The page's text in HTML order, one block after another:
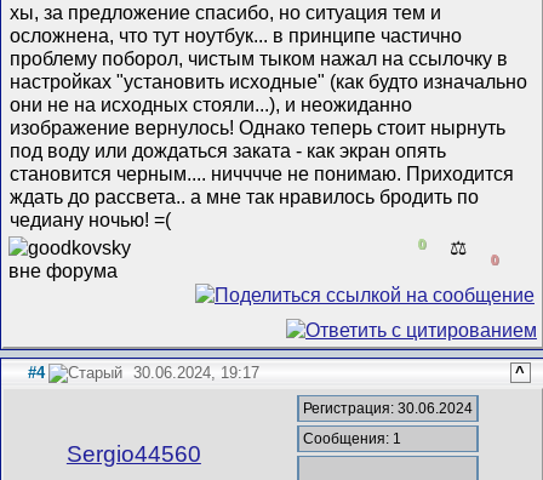
хы, за предложение спасибо, но ситуация тем и
осложнена, что тут ноутбук... в принципе частично
проблему поборол, чистым тыком нажал на ссылочку в
настройках "установить исходные" (как будто изначально
они не на исходных стояли...), и неожиданно
изображение вернулось! Однако теперь стоит нырнуть
под воду или дождаться заката - как экран опять
становится черным.... ничччче не понимаю. Приходится
ждать до рассвета.. а мне так нравилось бродить по
чедиану ночью! =(
0 ⚖️
0
#4 30.06.2024, 19:17 ^
Sergio44560
Регистрация: 30.06.2024
Сообщения: 1